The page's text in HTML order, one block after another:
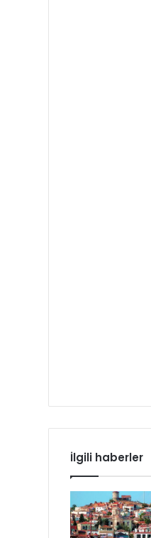
İlgili haberler